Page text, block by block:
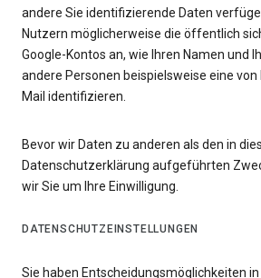
andere Sie identifizierende Daten
Nutzern möglicherweise die öffentlich
Google-Kontos an, wie Ihren Namen und
andere Personen beispielsweise eine
Mail identifizieren.
Bevor wir Daten zu anderen als den in
Datenschutzerklärung aufgeführten
wir Sie um Ihre Einwilligung.
DATENSCHUTZEINSTELLUNGEN
Sie haben Entscheidungsmöglichkeiten